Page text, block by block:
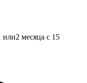
или2 месяца с 15